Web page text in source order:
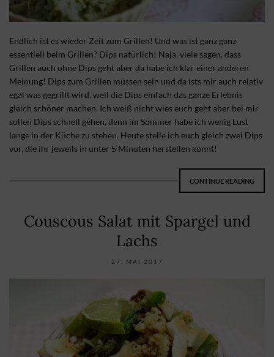
Endlich ist es wieder Zeit zum Grillen! Und was ist ganz ganz
essentiell beim Grillen? Dips natürlich! Naja, viele sagen, dass
Grillen auch ohne Dips geht aber da habe ich klar einer anderen
Meinung! Dips zum Grillen müssen sein und da ists mir auch relativ
egal was gegrillt wird, weil die Dips einfach das ganze Erlebnis
gleich schöner machen. Ich weiß nicht wies euch geht aber bei mir
sollen Dips schnell gehen, denn im Sommer habe ich wenig Lust
lange in der Küche zu stehen. Heute stelle ich euch gleich zwei Dips
vor, die ihr jeweils in unter 5 Minuten herstellen könnt!
CONTINUE READING
Couscous Salat mit Spargel und
Lachs
27. MAI 2017